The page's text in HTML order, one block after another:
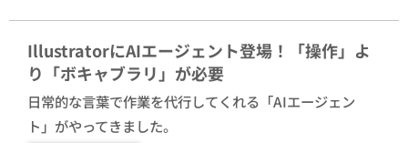
IllustratorにAIエージェント登場！「操作」よ
り「ボキャブラリ」が必要
日常的な言葉で作業を代行してくれる「AIエージェン
ト」がやってきました。